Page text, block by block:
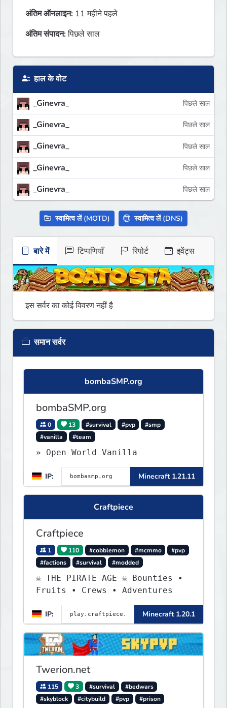
अंतिम ऑनलाइन: 11 महीने पहले
अंतिम संपादन:पिछले साल
हाल के वोट
_Ginevra_ पिछले साल
_Ginevra_ पिछले साल
_Ginevra_ पिछले साल
_Ginevra_ पिछले साल
_Ginevra_ पिछले साल
स्वामित्व लें (MOTD) स्वामित्व लें (DNS)
बारे में टिप्पणियाँ रिपोर्ट इवेंट्स
इस सर्वर का कोई विवरण नहीं है
समान सर्वर
bombaSMP.org
bombaSMP.org
0 13 #survival #pvp
#smp
#vanilla
#team
» Open World Vanilla
IP: Minecraft 1.21.11
Craftpiece
Craftpiece
1 110 #cobblemon #mcmmo
#pvp
#factions
#survival #modded
☠ THE PIRATE AGE ☠ Bounties •
Fruits • Crews • Adventures
IP: Minecraft 1.20.1
Twerion.net
115 3 #survival
#bedwars
#skyblock
#citybuild #pvp #prison